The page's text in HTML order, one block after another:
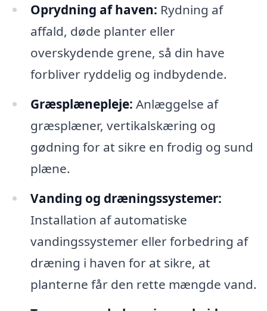
Oprydning af haven: Rydning af
affald, døde planter eller
overskydende grene, så din have
forbliver ryddelig og indbydende.
Græsplænepleje: Anlæggelse af
græsplæner, vertikalskæring og
gødning for at sikre en frodig og sund
plæne.
Vanding og dræningssystemer:
Installation af automatiske
vandingssystemer eller forbedring af
dræning i haven for at sikre, at
planterne får den rette mængde vand.